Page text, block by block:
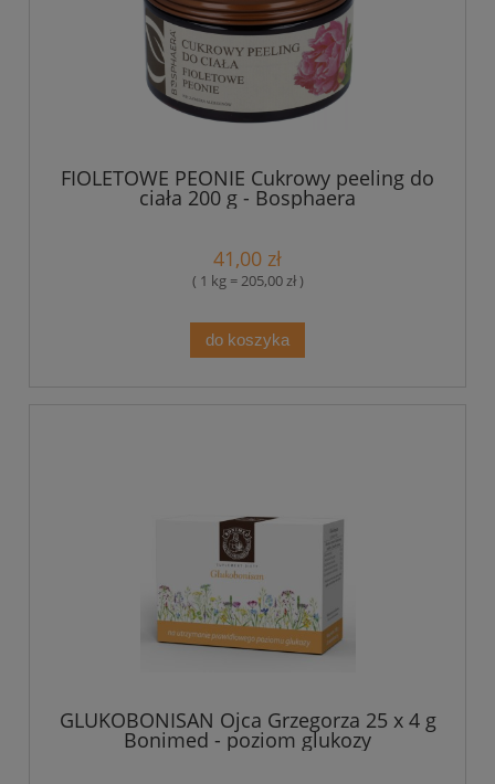
FIOLETOWE PEONIE Cukrowy peeling do
ciała 200 g - Bosphaera
41,00 zł
( 1 kg = 205,00 zł )
do koszyka
GLUKOBONISAN Ojca Grzegorza 25 x 4 g
Bonimed - poziom glukozy